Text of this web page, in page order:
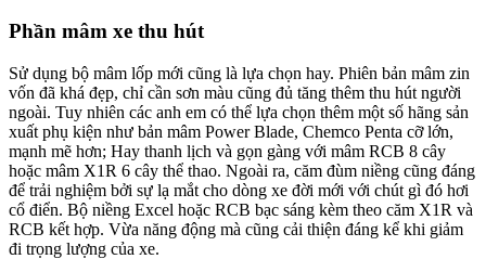
Phần mâm xe thu hút
Sử dụng bộ mâm lốp mới cũng là lựa chọn hay. Phiên bản mâm zin
vốn đã khá đẹp, chỉ cần sơn màu cũng đủ tăng thêm thu hút người
ngoài. Tuy nhiên các anh em có thể lựa chọn thêm một số hãng sản
xuất phụ kiện như bản mâm Power Blade, Chemco Penta cỡ lớn,
mạnh mẽ hơn; Hay thanh lịch và gọn gàng với mâm RCB 8 cây
hoặc mâm X1R 6 cây thể thao. Ngoài ra, căm đùm niềng cũng đáng
để trải nghiệm bởi sự lạ mắt cho dòng xe đời mới với chút gì đó hơi
cổ điển. Bộ niềng Excel hoặc RCB bạc sáng kèm theo căm X1R và
RCB kết hợp. Vừa năng động mà cũng cải thiện đáng kể khi giảm
đi trọng lượng của xe.